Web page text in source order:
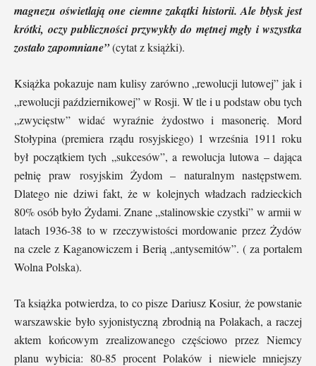
magnezu oświe­tlają one ciemne zakątki historii. Ale błysk jest
krótki, oczy publiczności przywykły do mętnej mgły i wszystka
zostało zapomniane”(cytat z książki).
Książka pokazuje nam kulisy zarówno „rewolucji lutowej” jak i
„rewolucji październikowej” w Rosji. W tle i u podstaw obu tych
„zwycięstw” widać wyraźnie żydostwo i masonerię. Mord
Stołypina (premiera rządu rosyjskiego) 1 września 1911 roku
był początkiem tych „sukcesów”, a rewolucja lutowa – dająca
pełnię praw rosyjskim Żydom – naturalnym następstwem.
Dlatego nie dziwi fakt, że w kolejnych władzach radzieckich
80% osób było Żydami. Znane „stalinowskie czystki” w armii w
latach 1936-38 to w rzeczywistości mordowanie przez Żydów
na czele z Kaganowiczem i Berią „antysemitów”. ( za portalem
Wolna Polska).
Ta książka potwierdza, to co pisze Dariusz Kosiur, że powstanie
warszawskie było syjonistyczną zbrodnią na Polakach, a raczej
aktem końcowym zrealizowanego częściowo przez Niemcy
planu wybicia: 80-85 procent Polaków i niewiele mniejszy